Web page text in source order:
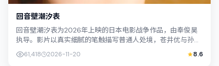
回音壁潮汐表
回音壁潮汐表为2026年上映的日本电影战争作品，由奉俊昊
执导。影片以真实细腻的笔触描写普通人处境，苍井优与孙艺
珍的对手戏张力十足，情节层层推进，...
61,418 2026-11-20 8.6